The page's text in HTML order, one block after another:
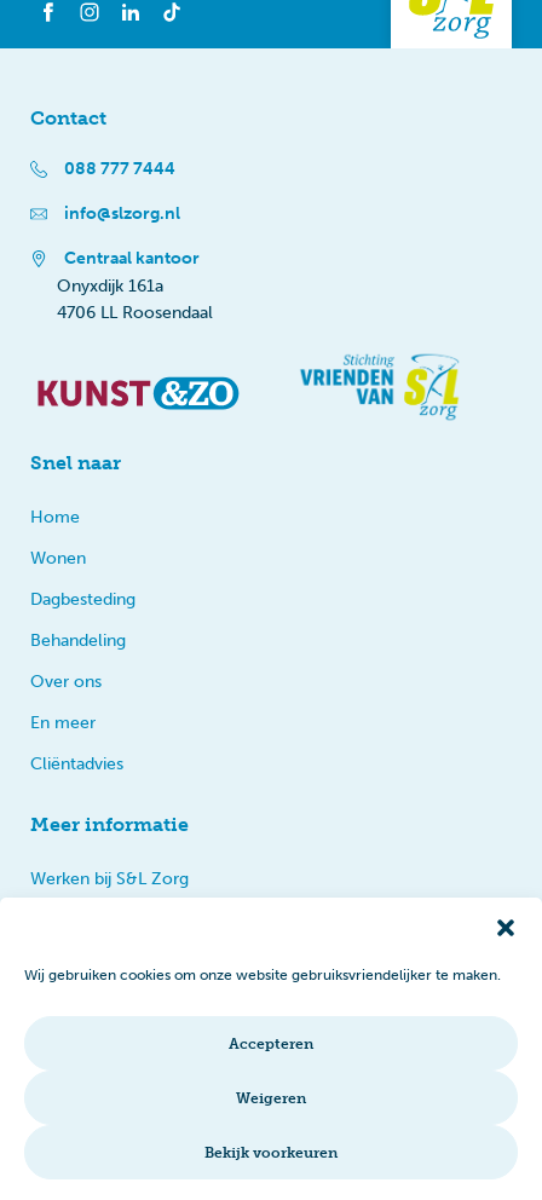
Wij gebruiken cookies om onze website gebruiksvriendelijker te maken.
Accepteren
Weigeren
Bekijk voorkeuren
Contact
088 777 7444
info@slzorg.nl
Centraal kantoor
Onyxdijk 161a
4706 LL Roosendaal
Snel naar
Home
Wonen
Dagbesteding
Behandeling
Over ons
En meer
Cliëntadvies
Meer informatie
Werken bij S&L Zorg
Intranet